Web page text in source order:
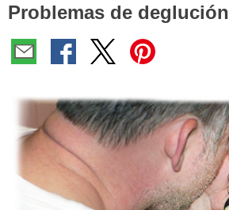
aquí:
Problemas de deglución